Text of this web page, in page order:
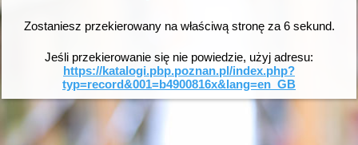
Zostaniesz przekierowany na właściwą stronę za 6sekund.
Jeśli przekierowanie się nie powiedzie, użyj adresu:
https://katalogi.pbp.poznan.pl/index.php?
typ=record&001=b4900816x&lang=en_GB